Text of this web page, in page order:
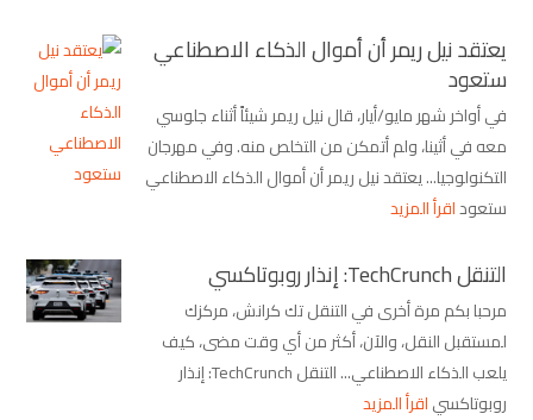
يعتقد نيل ريمر أن أموال الذكاء الاصطناعي
ستعود
في أواخر شهر مايو/أيار، قال نيل ريمر شيئاً أثناء جلوسي
معه في أثينا، ولم أتمكن من التخلص منه. وفي مهرجان
التكنولوجيا... يعتقد نيل ريمر أن أموال الذكاء الاصطناعي
ستعوداقرأ المزيد
التنقل TechCrunch: إنذار روبوتاكسي
مرحبا بكم مرة أخرى في التنقل تك كرانش، مركزك
لمستقبل النقل، والآن، أكثر من أي وقت مضى، كيف
يلعب الذكاء الاصطناعي... التنقل TechCrunch: إنذار
روبوتاكسياقرأ المزيد